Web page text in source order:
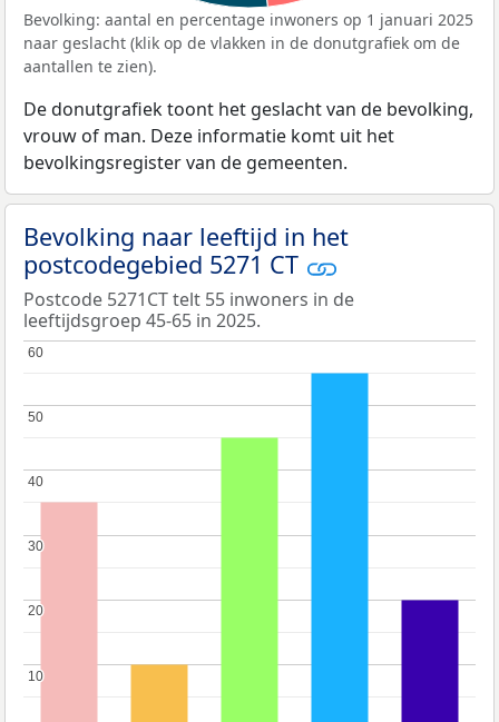
Bevolking: aantal en percentage inwoners op 1 januari 2025
naar geslacht (klik op de vlakken in de donutgrafiek om de
aantallen te zien).
De donutgrafiek toont het geslacht van de bevolking,
vrouw of man. Deze informatie komt uit het
bevolkingsregister van de gemeenten.
Bevolking naar leeftijd in het
postcodegebied 5271 CT
Postcode 5271CT telt 55 inwoners in de
leeftijdsgroep 45-65 in 2025.
10
10
20
20
30
30
40
40
50
50
60
60